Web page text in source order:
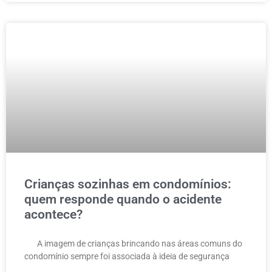
Crianças sozinhas em condomínios:
quem responde quando o acidente
acontece?
A imagem de crianças brincando nas áreas comuns do
condomínio sempre foi associada à ideia de segurança